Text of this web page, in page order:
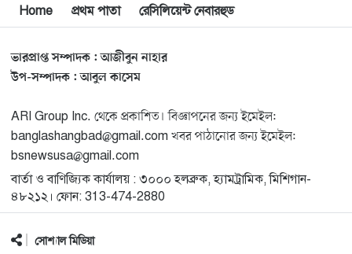
বিশ্বজুড়ে কূটনৈতিক পুনর্বিন্যাস, ৫ অঞ্চলে মিশন বন্ধ করছে
যুক্তরাষ্ট্র
১২
মিশিগানে ফ্রেন্ডস এন্ড ফ্যামিলির বনভোজনে প্রাণের উচ্ছ্বাস
১৩
মিশিগানে ডেমোক্র্যাটদের প্রাইমারিতে আল-সাইয়েদকে হারাতে
কেন এত মরিয়া ইসারায়েলি লবি এআইপ্যাক
১৪
মুনা দাওয়াহ কনফারেন্স ২০২৬ সম্পর্কে প্রেস ব্রিফিং
১৫
শেখ হাসিনার সঙ্গে সংবাদ সম্মেলনে থাকছেন সাকিব আল
Home প্রথম পাতা রেসিলিয়েন্ট নেবারহুড
ভারপ্রাপ্ত সম্পাদক : আজীবুন নাহার
উপ-সম্পাদক : আবুল কাসেম
ARI Group Inc. থেকে প্রকাশিত। বিজ্ঞাপনের জন্য ইমেইল:
banglashangbad@gmail.com খবর পাঠানোর জন্য ইমেইল:
bsnewsusa@gmail.com
বার্তা ও বাণিজ্যিক কার্যালয় : ৩০০০ হলব্রুক, হ্যামট্রামিক, মিশিগান-
৪৮২১২। ফোন: 313-474-2880
সোশ্যাল মিডিয়া